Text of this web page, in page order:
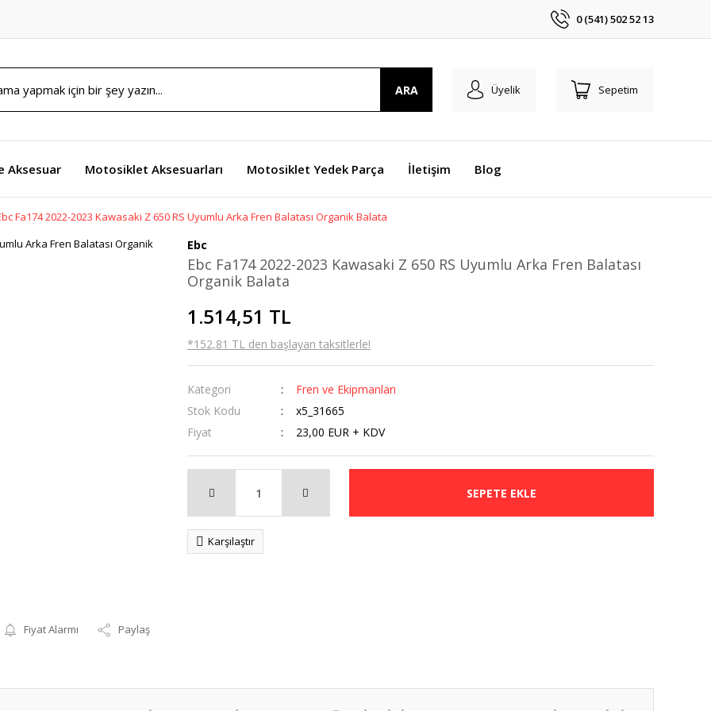
0 (541) 502 52 13
ARA Üyelik Sepetim
Aksesuar Motosiklet Aksesuarları Motosiklet Yedek Parça İletişim Blog
Fa174 2022-2023 Kawasaki Z 650 RS Uyumlu Arka Fren Balatası Organik Balata
Fiyat Alarmı Paylaş
Ebc
Ebc Fa174 2022-2023 Kawasaki Z 650 RS Uyumlu Arka Fren Balatası
Organik Balata
1.514,51 TL
*152,81 TL den başlayan taksitlerle!
Kategori
Fren ve Ekipmanları
Stok Kodu
x5_31665
Fiyat
23,00 EUR + KDV
SEPETE EKLE
Karşılaştır